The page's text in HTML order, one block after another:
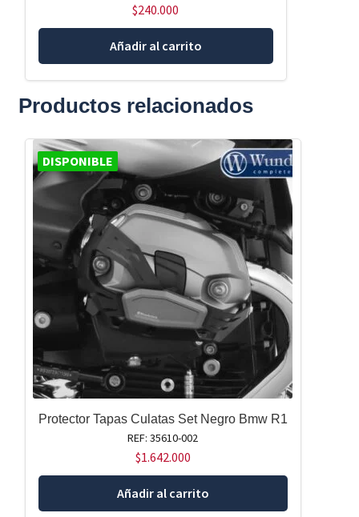
$240.000
Añadir al carrito
Productos relacionados
DISPONIBLE
Protector Tapas Culatas Set Negro Bmw R1
REF: 35610-002
$1.642.000
Añadir al carrito